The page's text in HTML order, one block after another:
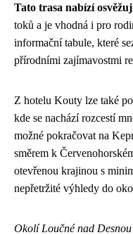
Tato trasa nabízí
toků a je vhodná i pro
informační tabule, které
přírodními zajímavostmi
Z hotelu Kouty lze také
kde se nachází rozcestí
možné pokračovat na
směrem k
otevřenou krajinou s
nepřetržité výhledy do
Okolí Loučné nad